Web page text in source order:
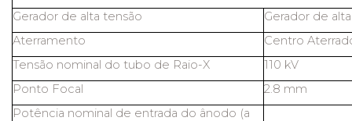
Gerador de alta tensão
Gerador de
Aterramento
Centro
Tensão nominal do tubo de Raio-X
110 kV
Ponto Focal
2.8 mm
Potência nominal de entrada do ânodo (a